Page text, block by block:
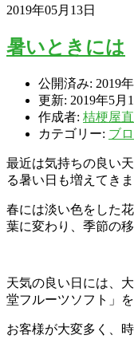
2019年05月13日
暑いときには
公開済み: 2019
更新: 2019年5月
作成者: 桔梗屋
カテゴリー: ブ
最近は気持ちの良い
る暑い日も増えてきま
春には淡い色をした
葉に変わり、季節の
天気の良い日には、
堂フルーツソフト」
お客様が大変多く、